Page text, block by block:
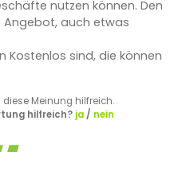
nutzen können. Den
Angebot, auch etwas
Kostenlos sind, die können
diese Meinung hilfreich.
hilfreich? ja/ nein